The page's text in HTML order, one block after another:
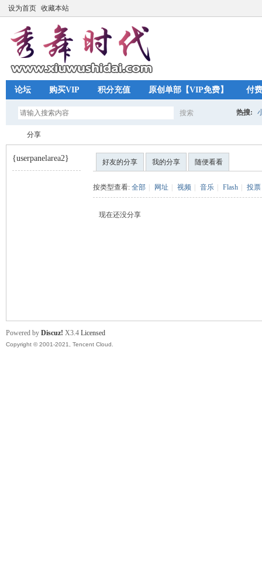
设为首页 收藏本站
论坛 购买VIP 积分充值 原创单部【VIP免费】 付
搜索 热搜:
分享
{userpanelarea2} 好友的分享 我的分享 随便看看
按类型查看: 全部 网址 视频 音乐 Flash 投票
现在还没分享
Powered by Discuz! X3.4 Licensed
Copyright © 2001-2021, Tencent Cloud.